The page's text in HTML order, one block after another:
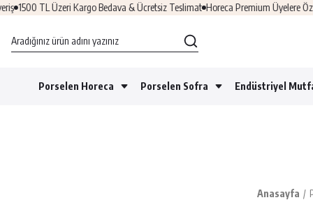
1500 TL Üzeri Kargo Bedava & Ücretsiz Teslimat Horeca Premium Üyelere Özel
Porselen Horeca Porselen Sofra Endüstriyel
Anasayfa